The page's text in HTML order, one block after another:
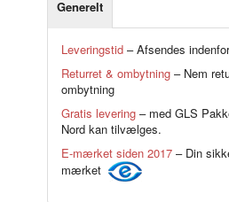
Generelt
Leveringstid– Afsendes
Returret & ombytning– Nem
ombytning
Gratis levering– med GLS
Nord kan tilvælges.
E-mærket siden 2017– Din
mærket